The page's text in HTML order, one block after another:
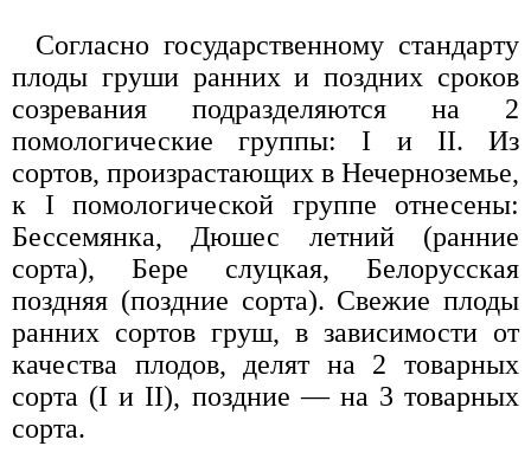
Согласно государственному стандарту
плоды груши ранних и поздних сроков
созревания подразделяются на 2
помологические группы: I и II. Из
сортов, произрастающих в Нечерноземье,
к I помологической группе отнесены:
Бессемянка, Дюшес летний (ранние
сорта), Бере слуцкая, Белорусская
поздняя (поздние сорта). Свежие плоды
ранних сортов груш, в зависимости от
качества плодов, делят на 2 товарных
сорта (I и II), поздние — на 3 товарных
сорта.